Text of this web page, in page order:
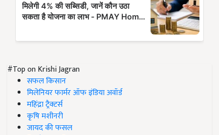
#Top on Krishi Jagran
सफल किसान
मिलेनियर फार्मर ऑफ इंडिया अवॉर्ड
महिंद्रा ट्रैक्टर्स
कृषि मशीनरी
जायद की फसल